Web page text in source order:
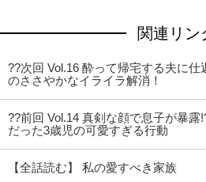
関連リン
??次回 Vol.16 酔って帰宅する夫に
のささやかなイライラ解消！
??前回 Vol.14 真剣な顔で息子が暴
だった3歳児の可愛すぎる行動
【全話読む】 私の愛すべき家族